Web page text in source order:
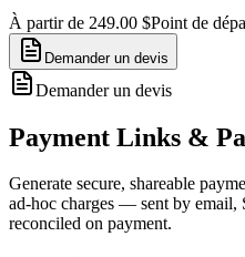
À partir de 249.00 $Point de
Demander un devis
Demander un devis
Payment Links &
Generate secure, shareable
ad-hoc charges — sent by email,
reconciled on payment.